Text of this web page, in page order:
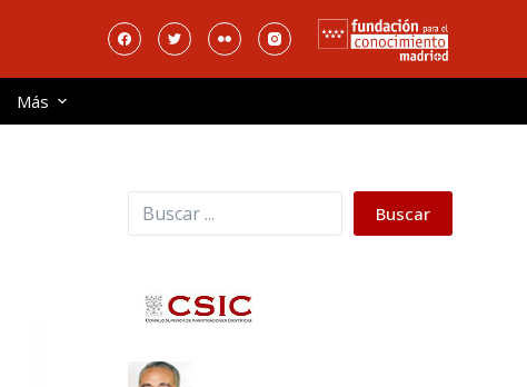
Más
Buscar Buscar